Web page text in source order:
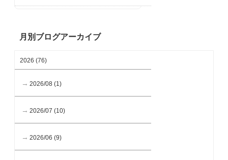
月別ブログアーカイブ
2026 (76)
2026/08 (1)
2026/07 (10)
2026/06 (9)